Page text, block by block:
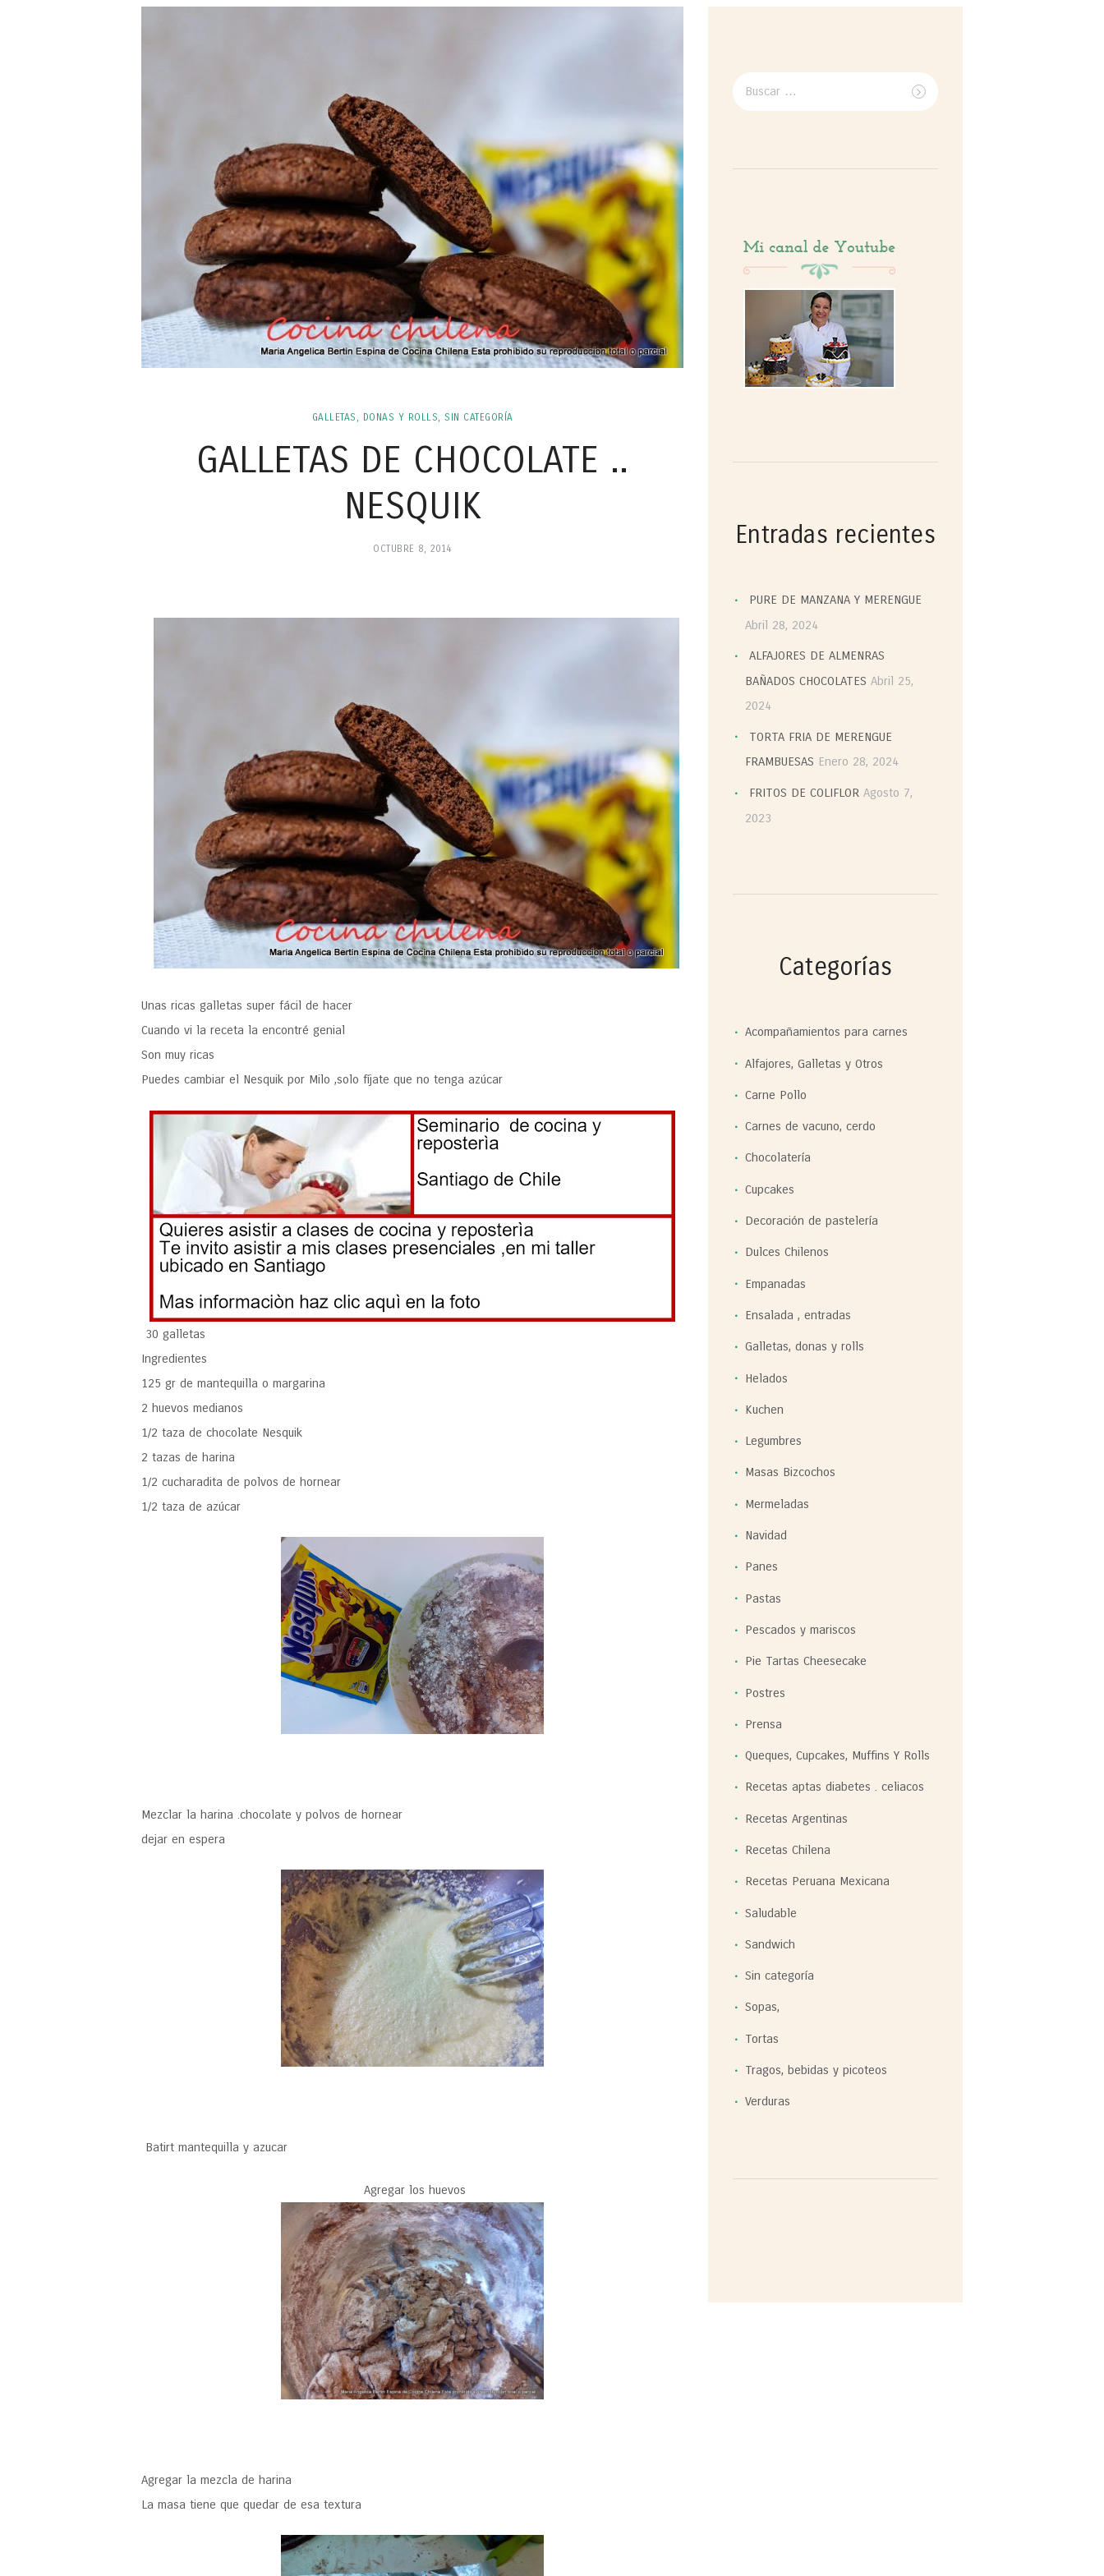
GALLETAS, DONAS Y ROLLS, SIN CATEGORÍA
GALLETAS DE CHOCOLATE ..
NESQUIK
OCTUBRE 8, 2014
Unas ricas galletas super fácil de hacer
Cuando vi la receta la encontré genial
Son muy ricas
Puedes cambiar el Nesquik por Milo ,solo fíjate que no tenga azúcar
30 galletas
Ingredientes
125 gr de mantequilla o margarina
2 huevos medianos
1/2 taza de chocolate Nesquik
2 tazas de harina
1/2 cucharadita de polvos de hornear
1/2 taza de azúcar
Mezclar la harina .chocolate y polvos de hornear
dejar en espera
Batirt mantequilla y azucar
Agregar los huevos
Agregar la mezcla de harina
La masa tiene que quedar de esa textura
Buscar
por:
Entradas recientes
PURE DE MANZANA Y MERENGUE
Abril 28, 2024
ALFAJORES DE ALMENRAS
BAÑADOS CHOCOLATES Abril 25,
2024
TORTA FRIA DE MERENGUE
FRAMBUESAS Enero 28, 2024
FRITOS DE COLIFLOR Agosto 7,
2023
Categorías
Acompañamientos para carnes
Alfajores, Galletas y Otros
Carne Pollo
Carnes de vacuno, cerdo
Chocolatería
Cupcakes
Decoración de pastelería
Dulces Chilenos
Empanadas
Ensalada , entradas
Galletas, donas y rolls
Helados
Kuchen
Legumbres
Masas Bizcochos
Mermeladas
Navidad
Panes
Pastas
Pescados y mariscos
Pie Tartas Cheesecake
Postres
Prensa
Queques, Cupcakes, Muffins Y Rolls
Recetas aptas diabetes . celiacos
Recetas Argentinas
Recetas Chilena
Recetas Peruana Mexicana
Saludable
Sandwich
Sin categoría
Sopas,
Tortas
Tragos, bebidas y picoteos
Verduras